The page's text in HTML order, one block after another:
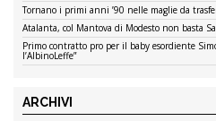
Tornano i primi anni ’90 nelle maglie da
Atalanta, col Mantova di Modesto non basta
Primo contratto pro per il baby esordiente
l’AlbinoLeffe”
ARCHIVI